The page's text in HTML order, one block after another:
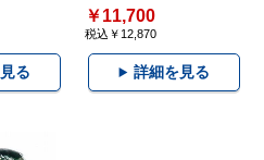
る
￥11,700
税込￥12,870
詳細を見る